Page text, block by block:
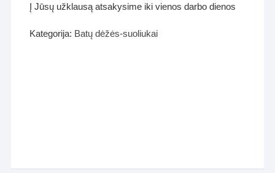
Į Jūsų užklausą atsakysime iki vienos darbo dienos
Kategorija: Batų dėžės-suoliukai